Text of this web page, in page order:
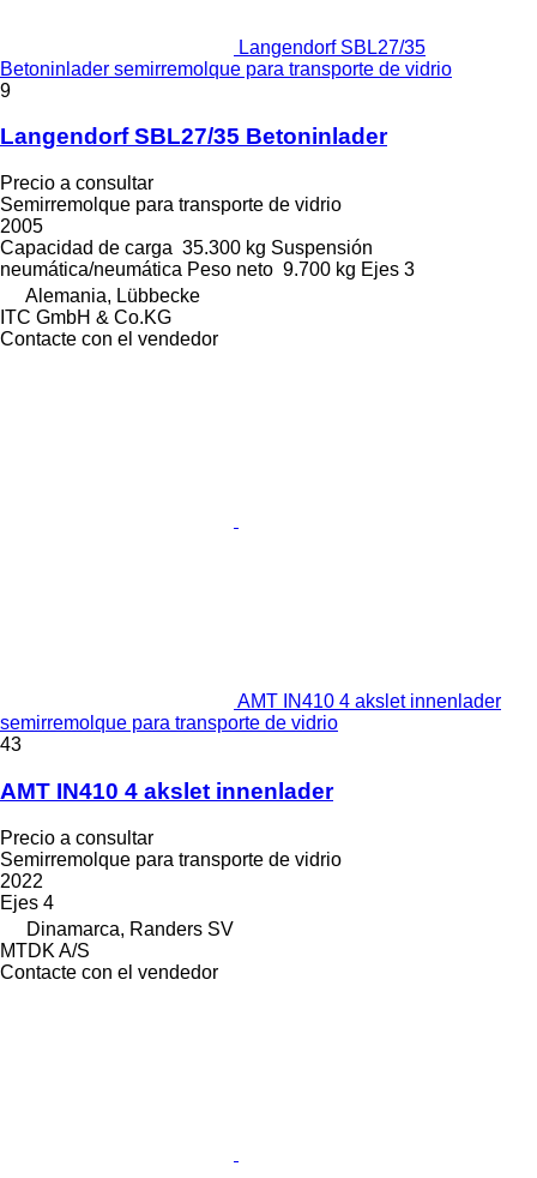
Langendorf SBL27/35
Betoninlader semirremolque para transporte de vidrio
9
Langendorf SBL27/35 Betoninlader
Precio a consultar
Semirremolque para transporte de vidrio
2005
Capacidad de carga 35.300 kg Suspensión
neumática/neumática Peso neto 9.700 kg Ejes 3
Alemania, Lübbecke
ITC GmbH & Co.KG
Contacte con el vendedor
AMT IN410 4 akslet innenlader
semirremolque para transporte de vidrio
43
AMT IN410 4 akslet innenlader
Precio a consultar
Semirremolque para transporte de vidrio
2022
Ejes 4
Dinamarca, Randers SV
MTDK A/S
Contacte con el vendedor